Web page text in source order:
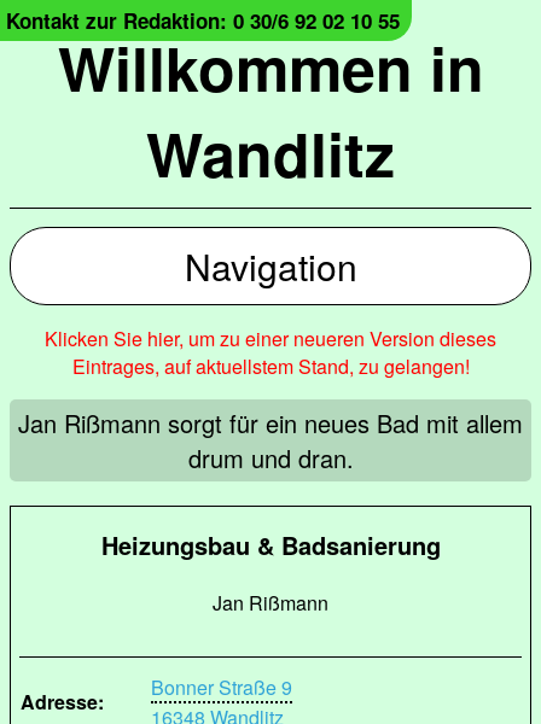
Willkommen in
Wandlitz
Kontakt zur Redaktion: 0 30/6 92 02 10 55
Navigation
Klicken Sie hier, um zu einer neueren Version dieses
Eintrages, auf aktuellstem Stand, zu gelangen!
Jan Rißmann sorgt für ein neues Bad mit allem
drum und dran.
Heizungsbau & Badsanierung
Jan Rißmann
Adresse:
Bonner Straße 9
16348 Wandlitz